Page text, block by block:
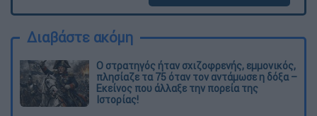
Διαβάστε ακόμη
O στρατηγός ήταν σχιζοφρενής, εμμονικός,
πλησίαζε τα 75 όταν τον αντάμωσε η δόξα –
Εκείνος που άλλαξε την πορεία της
Ιστορίας!